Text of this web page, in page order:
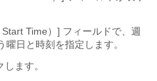
Time）] フィールドで、週
日と時刻を指定します。
ます。